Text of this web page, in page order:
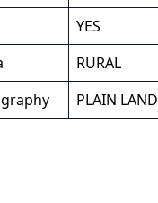
YES
RURAL
PLAIN LAND